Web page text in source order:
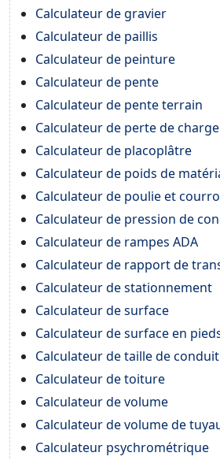
Calculateur de gravier
Calculateur de paillis
Calculateur de peinture
Calculateur de pente
Calculateur de pente terrain
Calculateur de perte de charge
Calculateur de placoplâtre
Calculateur de poids de
Calculateur de poulie et
Calculateur de pression de
Calculateur de rampes ADA
Calculateur de rapport de
Calculateur de stationnement
Calculateur de surface
Calculateur de surface en
Calculateur de taille de conduit
Calculateur de toiture
Calculateur de volume
Calculateur de volume de
Calculateur psychrométrique